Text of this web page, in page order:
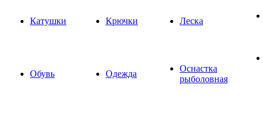
Катушки Крючки Леска
Обувь Одежда
Оснастка
рыболовная